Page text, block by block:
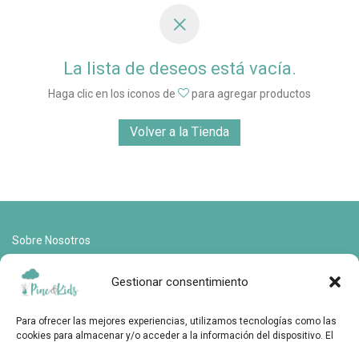
Gestionar consentimiento
Para ofrecer las mejores experiencias, utilizamos tecnologías como las
cookies para almacenar y/o acceder a la información del dispositivo. El
La lista de deseos está vacía.
Haga clic en los iconos de para agregar productos
Volver a la Tienda
Sobre Nosotros
Contactar
FAQs
Envíos y devoluciones